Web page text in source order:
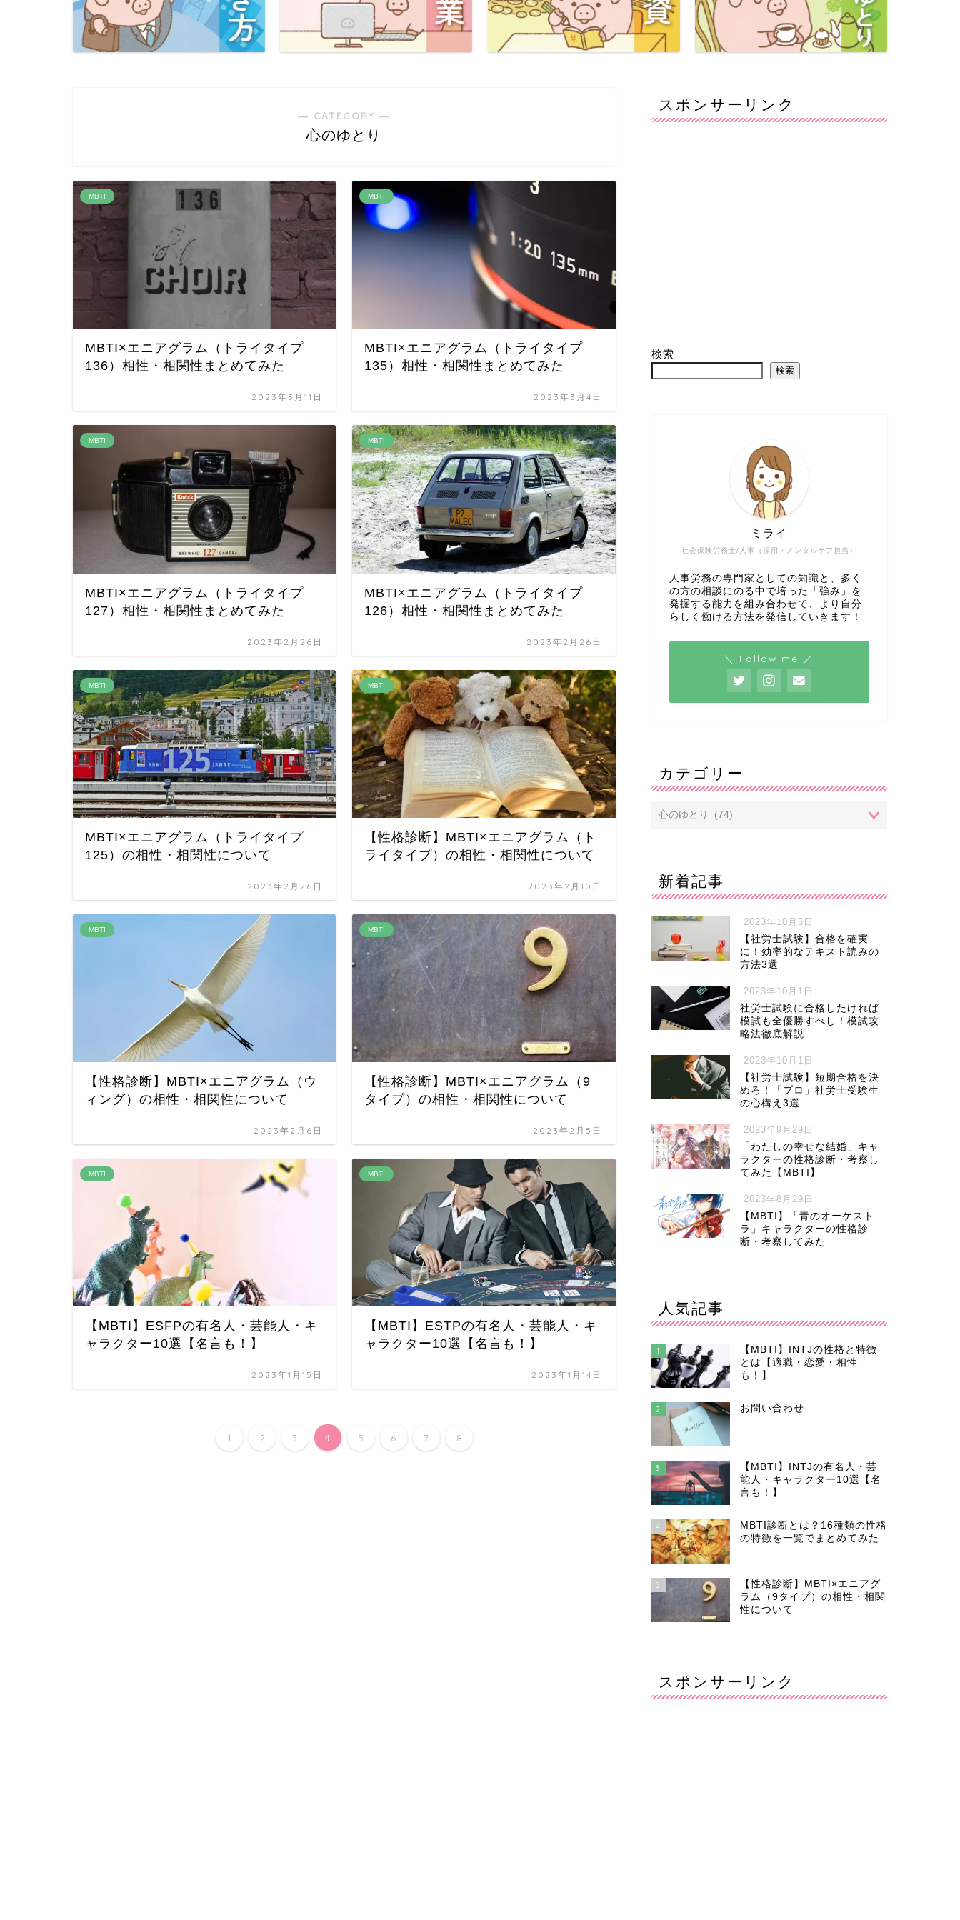
― CATEGORY ―
心のゆとり
MBTI
MBTI×エニアグラム（トライタイプ
136）相性・相関性まとめてみた
2023年3月11日
MBTI
MBTI×エニアグラム（トライタイプ
135）相性・相関性まとめてみた
2023年3月4日
MBTI
MBTI×エニアグラム（トライタイプ
127）相性・相関性まとめてみた
2023年2月26日
MBTI
MBTI×エニアグラム（トライタイプ
126）相性・相関性まとめてみた
2023年2月26日
MBTI
MBTI×エニアグラム（トライタイプ
125）の相性・相関性について
2023年2月26日
MBTI
【性格診断】MBTI×エニアグラム（ト
ライタイプ）の相性・相関性について
2023年2月10日
MBTI
【性格診断】MBTI×エニアグラム（ウ
ィング）の相性・相関性について
2023年2月6日
MBTI
【性格診断】MBTI×エニアグラム（9
タイプ）の相性・相関性について
2023年2月5日
MBTI
【MBTI】ESFPの有名人・芸能人・キ
ャラクター10選【名言も！】
2023年1月15日
MBTI
【MBTI】ESTPの有名人・芸能人・キ
ャラクター10選【名言も！】
2023年1月14日
1 2 3 4 5 6 7 8
スポンサーリンク
検索
検索
社会保険労務士/人事（採用・メンタルケア担当）
ミライ
人事労務の専門家としての知識と、多く
の方の相談にのる中で培った「強み」を
発掘する能力を組み合わせて、より自分
らしく働ける方法を発信していきます！
＼ Follow me ／
カテゴリー
新着記事
2023年10月5日
【社労士試験】合格を確実
に！効率的なテキスト読みの
方法3選
2023年10月1日
社労士試験に合格したければ
模試も全優勝すべし！模試攻
略法徹底解説
2023年10月1日
【社労士試験】短期合格を決
めろ！「プロ」社労士受験生
の心構え3選
2023年9月29日
「わたしの幸せな結婚」キャ
ラクターの性格診断・考察し
てみた【MBTI】
2023年8月29日
【MBTI】「青のオーケスト
ラ」キャラクターの性格診
断・考察してみた
人気記事
1
【MBTI】INTJの性格と特徴
とは【適職・恋愛・相性
も！】
2 お問い合わせ
3
【MBTI】INTJの有名人・芸
能人・キャラクター10選【名
言も！】
4
MBTI診断とは？16種類の性格
の特徴を一覧でまとめてみた
5
【性格診断】MBTI×エニアグ
ラム（9タイプ）の相性・相関
性について
スポンサーリンク